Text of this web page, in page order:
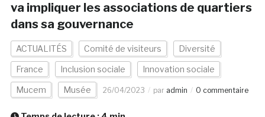
va impliquer les associations de quartiers
dans sa gouvernance
ACTUALITÉS Comité de visiteurs Diversité
France Inclusion sociale Innovation sociale
Mucem Musée 26/04/2023 par admin 0 commentaire